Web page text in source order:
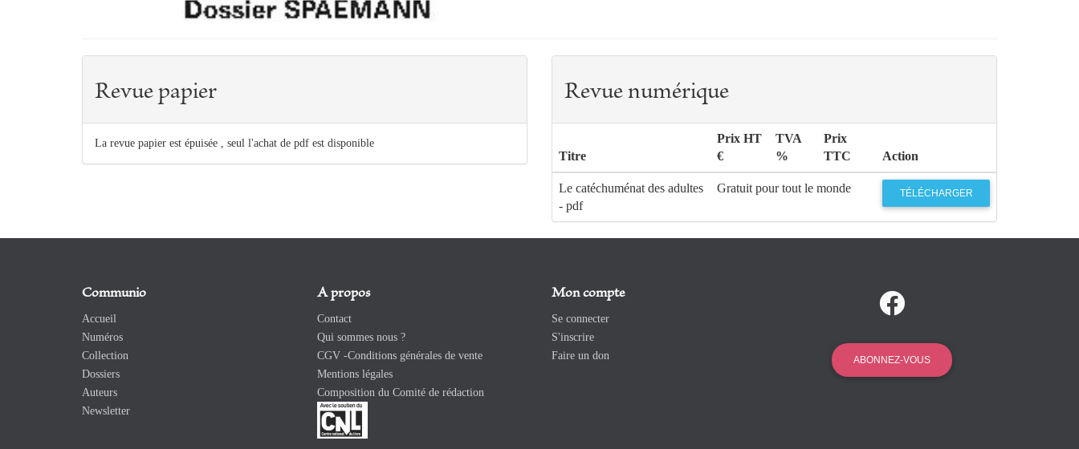
Revue papier
La revue papier est épuisée , seul l'achat de pdf est disponible
Revue numérique
Titre
Prix HT
€
TVA
%
Prix
TTC
Action
Le catéchuménat des adultes
- pdf
Gratuit pour tout le monde TÉLÉCHARGER
Communio
Accueil
Numéros
Collection
Dossiers
Auteurs
Newsletter
A propos
Contact
Qui sommes nous ?
CGV -Conditions générales de vente
Mentions légales
Composition du Comité de rédaction
Mon compte
Se connecter
S'inscrire
Faire un don
ABONNEZ-VOUS